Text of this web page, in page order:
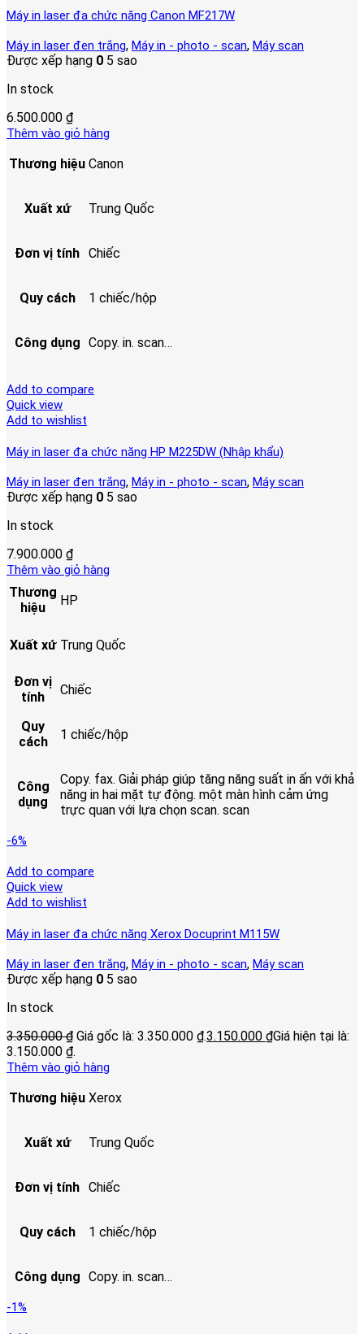
Máy in laser đa chức năng Canon MF217W
Máy in laser đen trắng, Máy in - photo - scan, Máy scan
Được xếp hạng 0 5 sao
In stock
6.500.000 ₫
Thêm vào giỏ hàng
Thương hiệu Canon
Xuất xứ Trung Quốc
Đơn vị tính Chiếc
Quy cách 1 chiếc/hộp
Công dụng Copy. in. scan…
Add to compare
Quick view
Add to wishlist
Máy in laser đa chức năng HP M225DW (Nhập khẩu)
Máy in laser đen trắng, Máy in - photo - scan, Máy scan
Được xếp hạng 0 5 sao
In stock
7.900.000 ₫
Thêm vào giỏ hàng
Thương
hiệu
HP
Xuất xứ Trung Quốc
Đơn vị
tính
Chiếc
Quy
cách
1 chiếc/hộp
Công
dụng
Copy. fax. Giải pháp giúp tăng năng suất in ấn với khả
năng in hai mặt tự động. một màn hình cảm ứng
trực quan với lựa chọn scan. scan
-6%
Add to compare
Quick view
Add to wishlist
Máy in laser đa chức năng Xerox Docuprint M115W
Máy in laser đen trắng, Máy in - photo - scan, Máy scan
Được xếp hạng 0 5 sao
In stock
3.350.000₫ Giá gốc là: 3.350.000 ₫.3.150.000 ₫Giá hiện tại là:
3.150.000 ₫.
Thêm vào giỏ hàng
Thương hiệu Xerox
Xuất xứ Trung Quốc
Đơn vị tính Chiếc
Quy cách 1 chiếc/hộp
Công dụng Copy. in. scan…
-1%